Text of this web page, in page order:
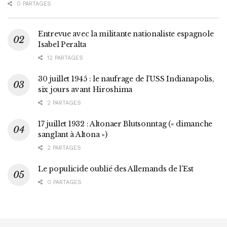
0 PARTAGES
Entrevue avec la militante nationaliste espagnole
Isabel Peralta
12 PARTAGES
30 juillet 1945 : le naufrage de l’USS Indianapolis,
six jours avant Hiroshima
2 PARTAGES
17 juillet 1932 : Altonaer Blutsonntag (« dimanche
sanglant à Altona »)
2 PARTAGES
Le populicide oublié des Allemands de l’Est
0 PARTAGES